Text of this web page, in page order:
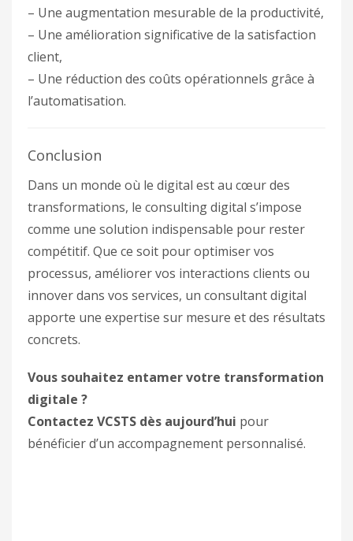
– Une augmentation mesurable de la productivité,
– Une amélioration significative de la satisfaction
client,
– Une réduction des coûts opérationnels grâce à
l’automatisation.
Conclusion
Dans un monde où le digital est au cœur des
transformations, le consulting digital s’impose
comme une solution indispensable pour rester
compétitif. Que ce soit pour optimiser vos
processus, améliorer vos interactions clients ou
innover dans vos services, un consultant digital
apporte une expertise sur mesure et des résultats
concrets.
Vous souhaitez entamer votre transformation
digitale ?
Contactez VCSTS dès aujourd’hui pour
bénéficier d’un accompagnement personnalisé.